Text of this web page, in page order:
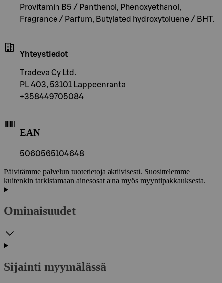
Provitamin B5 / Panthenol, Phenoxyethanol,
Fragrance / Parfum, Butylated hydroxytoluene / BHT.
Yhteystiedot
Tradeva Oy Ltd.
PL 403, 53101 Lappeenranta
+358449705084
EAN
5060565104648
Päivitämme palvelun tuotetietoja aktiivisesti. Suosittelemme
kuitenkin tarkistamaan ainesosat aina myös myyntipakkauksesta.
Ominaisuudet
Sijainti myymälässä